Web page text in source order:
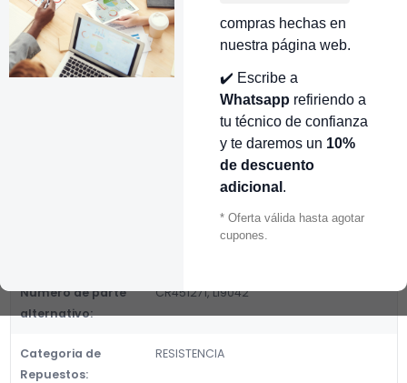
compras hechas en
nuestra página web.
✔️ Escribe a
Whatsapp refiriendo a
tu técnico de confianza
y te daremos un 10%
de descuento
adicional .
* Oferta válida hasta agotar
cupones.
👉 Conocer más…
Mostrar stock de ubicaciones
COPLE MOTOR PHILIPS TOP T/CUADRADA X CR451271
Número de parte
alternativo:
CR451271, LI9042
Categoria de
Repuestos:
RESISTENCIA